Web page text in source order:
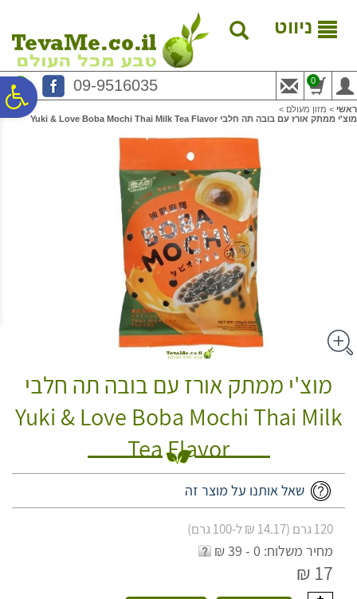
נגישות
המרכזי
ניווט
09-9516035 0
ראשי > מזון מעולם >
מוצ'י ממתק אורז עם בובה תה חלבי Yuki & Love Boba Mochi Thai Milk Tea Flavor
מוצ'י ממתק אורז עם בובה תה חלבי
Yuki & Love Boba Mochi Thai Milk
Tea Flavor
שאל אותנו על מוצר זה
120 גרם (14.17 ₪ ל-100 גרם)
מחיר משלוח: 0 - 39 ₪
17 ₪